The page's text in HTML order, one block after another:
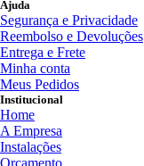
Ajuda
Segurança e Privacidade
Reembolso e Devoluções
Entrega e Frete
Minha conta
Meus Pedidos
Institucional
Home
A Empresa
Instalações
Orçamento